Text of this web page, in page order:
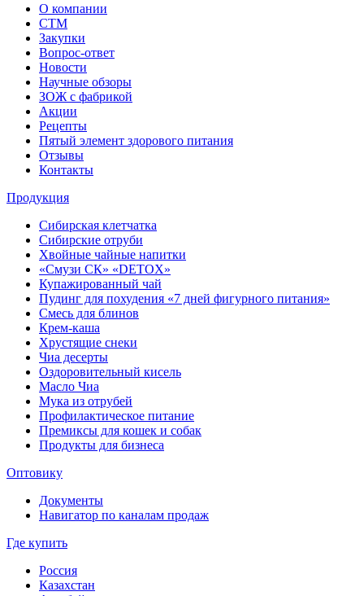
О компании
СТМ
Закупки
Вопрос-ответ
Новости
Научные обзоры
ЗОЖ с фабрикой
Акции
Рецепты
Пятый элемент здорового питания
Отзывы
Контакты
Продукция
Сибирская клетчатка
Сибирские отруби
Хвойные чайные напитки
«Смузи СК» «DETOX»
Купажированный чай
Пудинг для похудения «7 дней фигурного питания»
Смесь для блинов
Крем-каша
Хрустящие снеки
Чиа десерты
Оздоровительный кисель
Масло Чиа
Мука из отрубей
Профилактическое питание
Премиксы для кошек и собак
Продукты для бизнеса
Оптовику
Документы
Навигатор по каналам продаж
Где купить
Россия
Казахстан